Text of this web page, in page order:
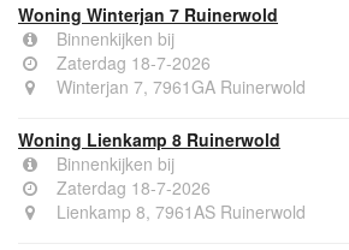
Woning Winterjan 7 Ruinerwold
Binnenkijken bij
Zaterdag 18-7-2026
Winterjan 7, 7961GA Ruinerwold
Woning Lienkamp 8 Ruinerwold
Binnenkijken bij
Zaterdag 18-7-2026
Lienkamp 8, 7961AS Ruinerwold